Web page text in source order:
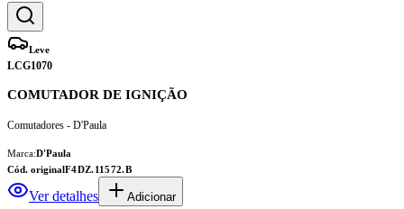
Leve
LCG1070
COMUTADOR DE IGNIÇÃO
Comutadores - D'Paula
Marca:D'Paula
Cód. originalF4DZ.11572.B
Ver detalhes Adicionar